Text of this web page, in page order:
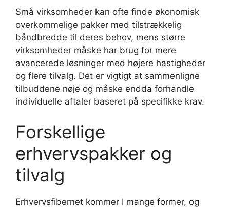
Små virksomheder kan ofte finde økonomisk
overkommelige pakker med tilstrækkelig
båndbredde til deres behov, mens større
virksomheder måske har brug for mere
avancerede løsninger med højere hastigheder
og flere tilvalg. Det er vigtigt at sammenligne
tilbuddene nøje og måske endda forhandle
individuelle aftaler baseret på specifikke krav.
Forskellige
erhvervspakker og
tilvalg
Erhvervsfibernet kommer I mange former, og